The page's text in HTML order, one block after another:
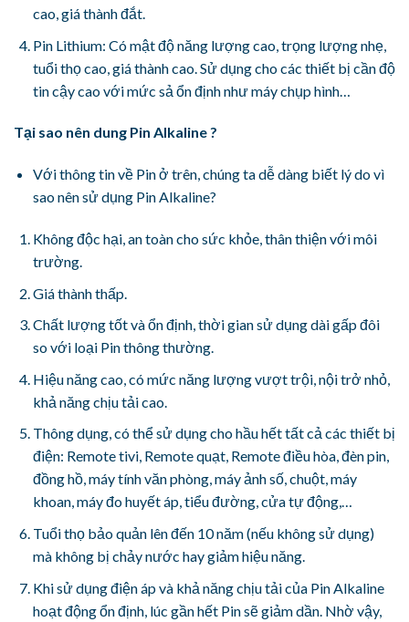
cao, giá thành đắt.
Pin Lithium: Có mật độ năng lượng cao, trọng lượng nhẹ,
tuổi thọ cao, giá thành cao. Sử dụng cho các thiết bị cần độ
tin cậy cao với mức sả ổn định như máy chụp hình…
Tại sao nên dung Pin Alkaline ?
Với thông tin về Pin ở trên, chúng ta dễ dàng biết lý do vì
sao nên sử dụng Pin Alkaline?
Không độc hại, an toàn cho sức khỏe, thân thiện với môi
trường.
Giá thành thấp.
Chất lượng tốt và ổn định, thời gian sử dụng dài gấp đôi
so với loại Pin thông thường.
Hiệu năng cao, có mức năng lượng vượt trội, nội trở nhỏ,
khả năng chịu tải cao.
Thông dụng, có thể sử dụng cho hầu hết tất cả các thiết bị
điện: Remote tivi, Remote quạt, Remote điều hòa, đèn pin,
đồng hồ, máy tính văn phòng, máy ảnh số, chuột, máy
khoan, máy đo huyết áp, tiểu đường, cửa tự động,…
Tuổi thọ bảo quản lên đến 10 năm (nếu không sử dụng)
mà không bị chảy nước hay giảm hiệu năng.
Khi sử dụng điện áp và khả năng chịu tải của Pin Alkaline
hoạt động ổn định, lúc gần hết Pin sẽ giảm dần. Nhờ vậy,